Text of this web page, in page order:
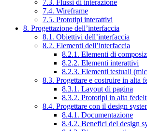
7.3. Flussi di interazione
7.4. Wireframe
7.5. Prototipi interattivi
8. Progettazione dell’interfaccia
8.1. Obiettivi dell’interfaccia
8.2. Elementi dell’interfaccia
8.2.1. Elementi di
8.2.2. Elementi interattivi
8.2.3. Elementi testuali
8.3. Progettare e costruire in alta
8.3.1. Layout di pagina
8.3.2. Prototipi in alta
8.4. Progettare con il design
8.4.1. Documentazione
8.4.2. Benefici del design